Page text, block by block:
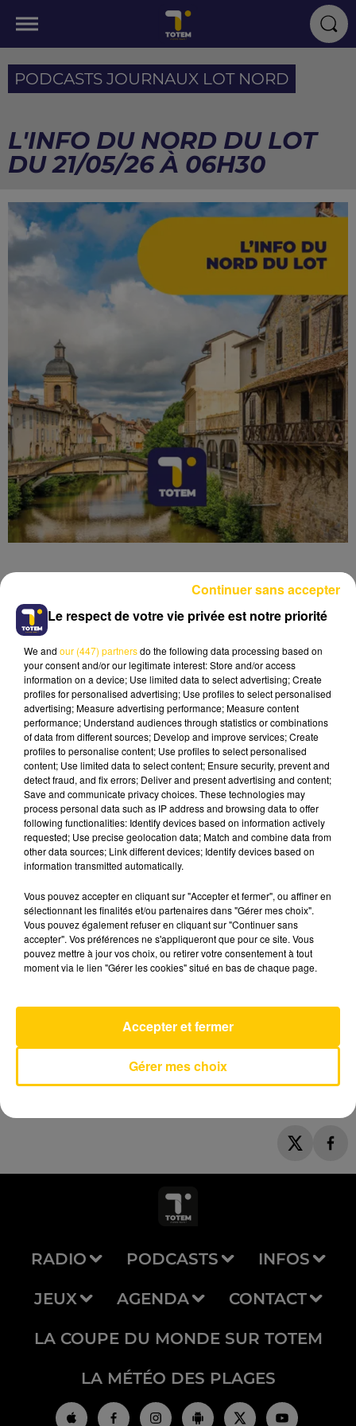
PODCASTS JOURNAUX LOT NORD
L'INFO DU NORD DU LOT
DU 21/05/26 À 06H30
21 mai 2026 - 4 min 6 sec
L'INFO DU NORD DU LOT DU 21/05/26 À
06H30
Ecoutez sur Totem l'information à Tulle, Brive,
dans le Nord du Lot et le pays sarladais avec les
reportages de nos journalistes sur le terrain.
LOREEN
RADIO PODCASTS INFOS
JEUX AGENDA CONTACT
LA COUPE DU MONDE SUR TOTEM
LA MÉTÉO DES PLAGES
Le respect de votre vie privée est notre priorité
We and our (447) partnersdo the following data processing based on
your consent and/or our legitimate interest: Store and/or access
information on a device; Use limited data to select advertising; Create
profiles for personalised advertising; Use profiles to select personalised
advertising; Measure advertising performance; Measure content
performance; Understand audiences through statistics or combinations
of data from different sources; Develop and improve services; Create
profiles to personalise content; Use profiles to select personalised
content; Use limited data to select content; Ensure security, prevent and
detect fraud, and fix errors; Deliver and present advertising and content;
Save and communicate privacy choices. These technologies may
process personal data such as IP address and browsing data to offer
following functionalities: Identify devices based on information actively
requested; Use precise geolocation data; Match and combine data from
other data sources; Link different devices; Identify devices based on
information transmitted automatically.
Vous pouvez accepter en cliquant sur "Accepter et fermer", ou affiner en
sélectionnant les finalités et/ou partenaires dans "Gérer mes choix".
Vous pouvez également refuser en cliquant sur "Continuer sans
accepter". Vos préférences ne s'appliqueront que pour ce site. Vous
pouvez mettre à jour vos choix, ou retirer votre consentement à tout
moment via le lien "Gérer les cookies" situé en bas de chaque page.
Gérer mes choix
Accepter et fermer
Continuer sans accepter